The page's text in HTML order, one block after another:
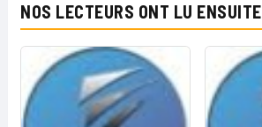
NOS LECTEURS ONT LU ENSUITE